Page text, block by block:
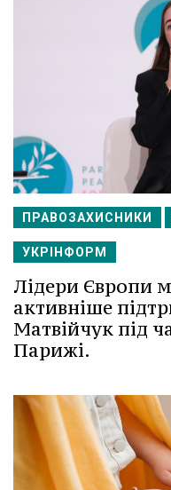
ПРАВОЗАХИСНИКИ
УКРІНФОРМ
Лідери Європи
активніше
Матвійчук під
Парижі.